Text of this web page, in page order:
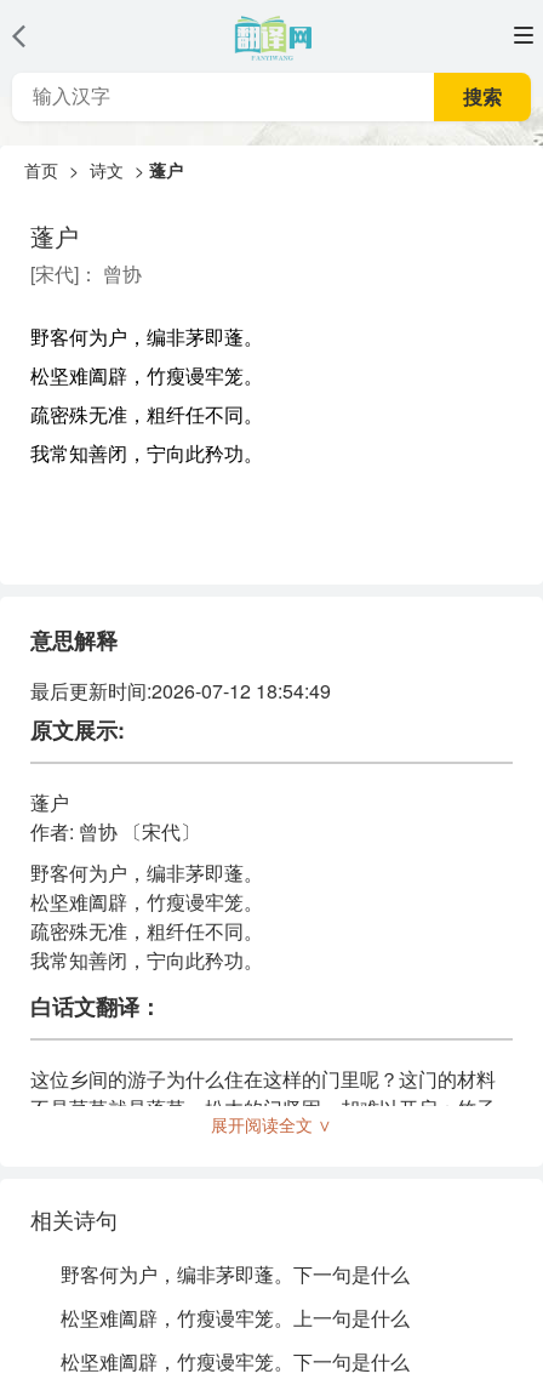
搜索
首页 > 诗文 > 蓬户
蓬户
[宋代]： 曾协
野客何为户，编非茅即蓬。
松坚难阖辟，竹瘦谩牢笼。
疏密殊无准，粗纤任不同。
我常知善闭，宁向此矜功。
意思解释
最后更新时间:2026-07-12 18:54:49
原文展示:
蓬户
作者: 曾协 〔宋代〕
野客何为户，编非茅即蓬。
松坚难阖辟，竹瘦谩牢笼。
疏密殊无准，粗纤任不同。
我常知善闭，宁向此矜功。
白话文翻译：
这位乡间的游子为什么住在这样的门里呢？这门的材料
不是茅草就是蓬草。松木的门坚固，却难以开启；竹子
细弱，反倒成了牢笼。门的疏密没有规律，粗的和细的
注释:
野客：指乡间的游子或客人。
蓬：一种植物，常用作门的材料，与茅草类似。
展开阅读全文 ∨
相关诗句
野客何为户，编非茅即蓬。下一句是什么
松坚难阖辟，竹瘦谩牢笼。上一句是什么
松坚难阖辟，竹瘦谩牢笼。下一句是什么